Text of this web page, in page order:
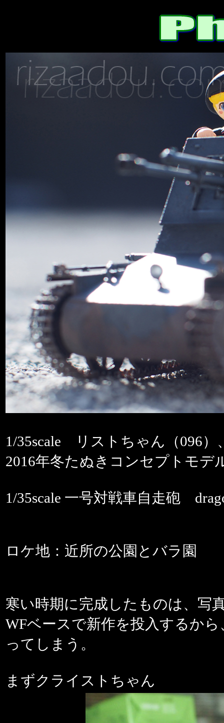
1/35scale リストちゃん（096
2016年冬たぬきコンセプトモデ
1/35scale 一号対戦車自走砲
ロケ地：近所の公園とバラ園
寒い時期に完成したものは、写
WFベースで新作を投入するか
ってしまう。
まずクライストちゃん